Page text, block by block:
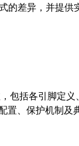
的差异，并提
包括各引脚定
置、保护机制及